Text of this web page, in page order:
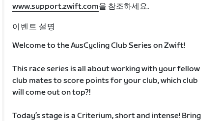
www.support.zwift.com을 참조하세요.
이벤트 설명
Welcome to the AusCycling Club Series on Zwift!
This race series is all about working with your fellow
club mates to score points for your club, which club
will come out on top?!
Today’s stage is a Criterium, short and intense! Bring